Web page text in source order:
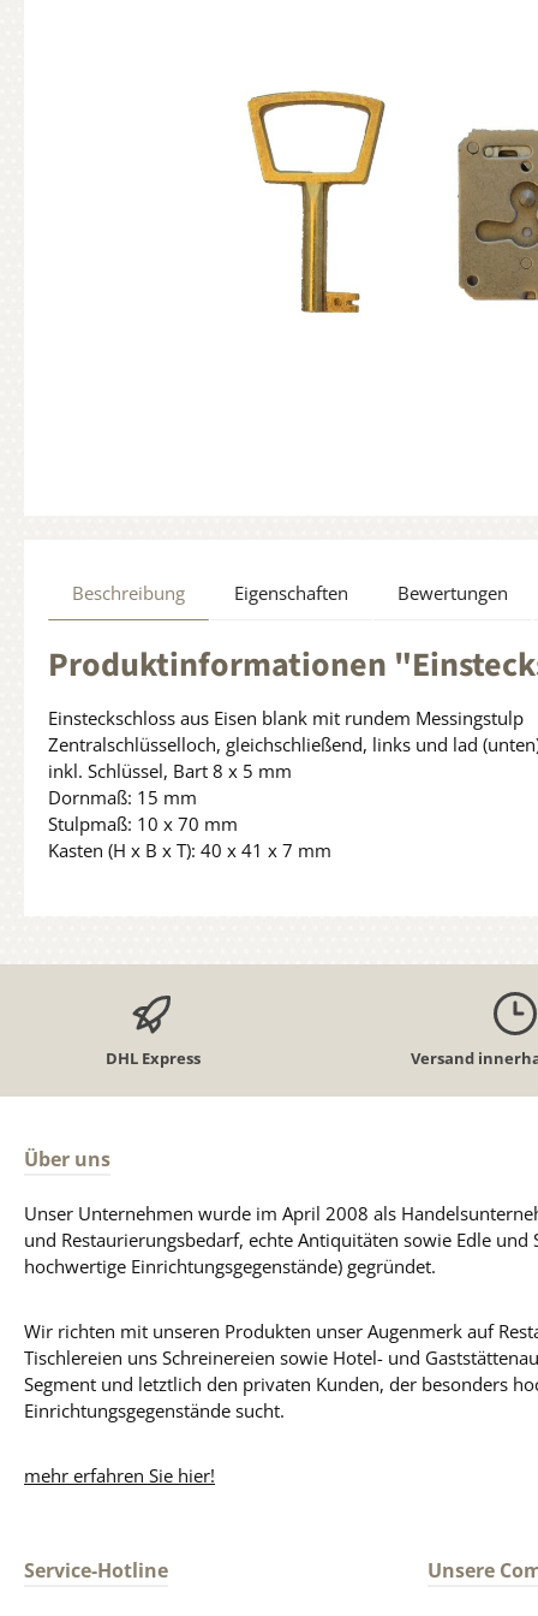
Beschreibung Eigenschaften Bewertungen
Produktinformationen
Einsteckschloss aus Eisen blank mit rundem Messingstulp
Zentralschlüsselloch, gleichschließend, links und lad
inkl. Schlüssel, Bart 8 x 5 mm
Dornmaß: 15 mm
Stulpmaß: 10 x 70 mm
Kasten (H x B x T): 40 x 41 x 7 mm
DHL Express Versand
Über uns
Unser Unternehmen wurde im April 2008 als
und Restaurierungsbedarf, echte Antiquitäten sowie Edle und
hochwertige Einrichtungsgegenstände) gegründet.
Wir richten mit unseren Produkten unser Augenmerk auf
Tischlereien uns Schreinereien sowie Hotel- und
Segment und letztlich den privaten Kunden, der besonders
Einrichtungsgegenstände sucht.
mehr erfahren Sie hier!
Service-Hotline Unsere